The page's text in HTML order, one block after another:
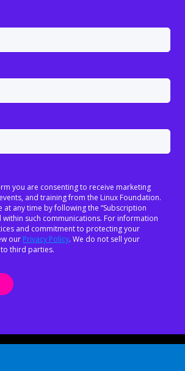
you are consenting to receive marketing
and training from the Linux Foundation.
at any time by following the “Subscription
within such communications. For information
and commitment to protecting your
our Privacy Policy. We do not sell your
third parties.